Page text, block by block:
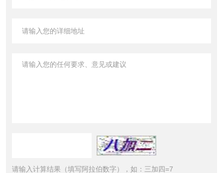
请输入计算结果（填写阿拉伯数字），如：三加四=7